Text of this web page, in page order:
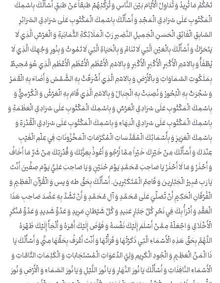
تَحْكُمُ مَا تُرِيدُ وَ تُدَاوِلُ الْأَيَّامَ بَيْنَ النَّاسِ وَ تُرَكِّبُهُمْ طَبَقاً عَنْ طَبَقٍ أَسْأَلُكَ بِاسْمِكَ
الْمَكْتُوبِ عَلَى سُرَادِقِ الْمَجْدِ وَ أَسْأَلُكَ بِاسْمِكَ الْمَكْتُوبِ عَلَى سُرَادِقِ السَّرَائِرِ
السَّابِقِ الْفَائِقِ الْحَسَنِ الْجَمِيلِ النَّضِيرِ رَبِّ الْمَلَائِكَةِ الثَّمَانِيَةِ وَ الْعَرْشِ الَّذِي لَا
يَتَحَرَّكُ وَ أَسْأَلُكَ بِالْعَيْنِ الَّتِي لَا تَنَامُ وَ بِالْحَيَاةِ الَّتِي لَا تَمُوتُ وَ بِنُورِ وَجْهِكَ الَّذِي لَا
يُطْفَأُ وَ بِالاسْمِ الْأَكْبَرِ الْأَكْبَرِ الْأَكْبَرِ وَ بِالاسْمِ الْأَعْظَمِ الْأَعْظَمِ الْأَعْظَمِ الَّذِي هُوَ مُحِيطٌ
بِمَلَكُوتِ السَّمَاوَاتِ وَ بالْأَرْضِ وَ بِالاسْمِ الَّذِي أَشْرَقَتْ بِهِ الشَّمْسُ وَ أَضَاءَ بِهِ الْقَمَرُ
وَ سُجِّرَتْ بِهِ الْبُحُورُ وَ نُصِبَتْ بِهِ الْجِبَالُ وَ بِالاسْمِ الَّذِي قَامَ بِهِ الْعَرْشُ وَ الْكُرْسِيُّ وَ
بِاسْمِكَ الْمَكْتُوبِ عَلَى سُرَادِقِ الْعَرْشِ وَ بِاسْمِكَ الْمَكْتُوبِ عَلَى سُرَادِقِ الْعَظَمَةِ وَ
بِاسْمِكَ الْمَكْتُوبِ عَلَى سُرَادِقِ الْبَهَاءِ وَ بِاسْمِكَ الْمَكْتُوبِ عَلَى سُرَادِقِ الْقُدْرَةِ وَ
بِاسْمِكَ الْعَزِيزِ وَ بِأَسْمَائِكَ الْمُقَدَّسَاتِ الْمُكَرَّمَاتِ الْمَخْزُونَاتِ فِي عِلْمِ الْغَيْبِ
عِنْدَكَ وَ أَسْأَلُكَ مِنْ خَيْرِكَ خَيْراً مِمَّا أَرْجُو وَ أَعُوذُ بِعِزَّتِكَ وَ قُدْرَتِكَ مِنْ شَرِّ مَا أَخَافُ
وَ أَحْذَرُ وَ مَا لَا أَحْذَرُ يَا صَاحِبَ مُحَمَّدٍ يَوْمَ حُنَيْنٍ وَ يَا صَاحِبَ عَلِيٍّ يَوْمَ صِفِّينَ أَنْتَ
يَا رَبِ‏ مُبِيرُ الْجَبَّارِينَ وَ قَاصِمُ الْمُتَكَبِّرِينَ. أَسْأَلُكَ بِحَقِّ طه وَ يس وَ الْقُرْآنِ الْعَظِيمِ وَ
الْفُرْقَانِ الْحَكِيمِ أَنْ تُصَلِّيَ عَلَى مُحَمَّدٍ وَ آلِ مُحَمَّدٍ وَ أَنْ تَشُدَّ بِهِ عَضُدَ صَاحِبِ هَذَا
الْعَقْدِ وَ أَدْرَأُ بِكَ فِي نَحْرِ كُلِّ جَبَّارٍ عَنِيدٍ وَ كُلِّ شَيْطَانٍ مَرِيدٍ وَ عَدُوٍّ شَدِيدٍ وَ عَدُوٍّ مُنْكَرِ
الْأَخْلَاقِ وَ اجْعَلْهُ مِمَّنْ أَسْلَمَ إِلَيْكَ نَفْسَهُ وَ فَوَّضَ إِلَيْكَ أَمْرَهُ وَ أَلْجَأَ إِلَيْكَ ظَهْرَهُ
اللَّهُمَّ بِحَقِّ هَذِهِ الْأَسْمَاءِ الَّتِي ذَكَرْتُهَا وَ قَرَأْتُهَا وَ أَنْتَ أَعْرَفُ بِحَقِّهَا مِنِّي وَ أَسْأَلُكَ يَا
ذَا الْمَنِّ الْعَظِيمِ وَ الْجُودِ الْكَرِيمِ وَلِيَّ الدَّعَوَاتِ الْمُسْتَجَابَاتِ وَ الْكَلِمَاتِ التَّامَّاتِ وَ
الْأَسْمَاءِ النَّافِذَاتِ وَ أَسْأَلُكَ يَا نُورَ النَّهَارِ وَ يَا نُورَ اللَّيْلِ وَ يَا نُورَ السَّمَاءِ وَ الْأَرْضِ وَ نُورَ